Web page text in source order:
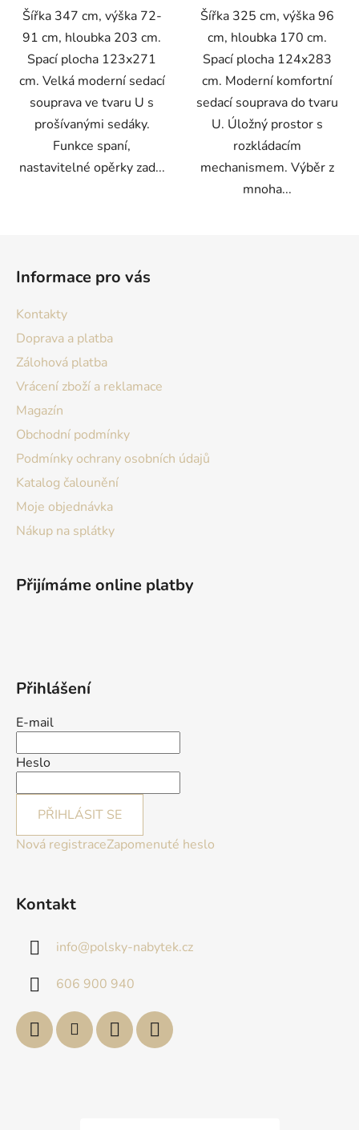
Šířka 347 cm, výška 72-
91 cm, hloubka 203 cm.
Spací plocha 123x271
cm. Velká moderní sedací
souprava ve tvaru U s
prošívanými sedáky.
Funkce spaní,
nastavitelné opěrky zad...
Šířka 325 cm, výška 96
cm, hloubka 170 cm.
Spací plocha 124x283
cm. Moderní komfortní
sedací souprava do tvaru
U. Úložný prostor s
rozkládacím
mechanismem. Výběr z
mnoha...
Informace pro vás
Kontakty
Doprava a platba
Zálohová platba
Vrácení zboží a reklamace
Magazín
Obchodní podmínky
Podmínky ochrany osobních údajů
Katalog čalounění
Moje objednávka
Nákup na splátky
Přijímáme online platby
Přihlášení
E-mail
Heslo
PŘIHLÁSIT SE
Nová registraceZapomenuté heslo
Kontakt
info@polsky-nabytek.cz
606 900 940